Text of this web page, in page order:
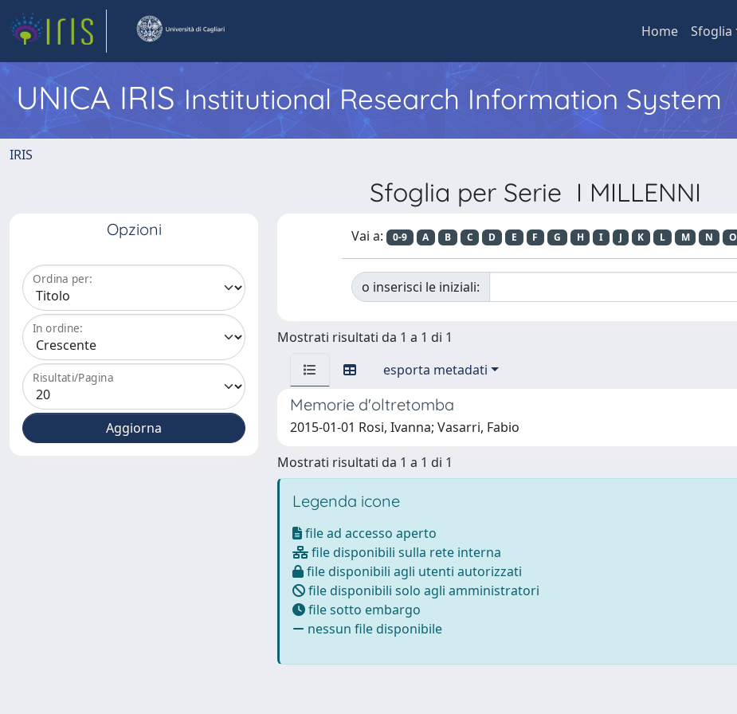
Home Sfoglia
UNICA IRISInstitutional Research Information System
IRIS
Sfoglia per Serie I MILLENNI
Opzioni
Ordina per:
In ordine:
Risultati/Pagina
Vai a: 0-9 A B C D E F G H I J K L M N O
o inserisci le iniziali:
Mostrati risultati da 1 a 1 di 1
esporta metadati
Memorie d'oltretomba
2015-01-01 Rosi, Ivanna; Vasarri, Fabio
Mostrati risultati da 1 a 1 di 1
Legenda icone
file ad accesso aperto
file disponibili sulla rete interna
file disponibili agli utenti autorizzati
file disponibili solo agli amministratori
file sotto embargo
nessun file disponibile